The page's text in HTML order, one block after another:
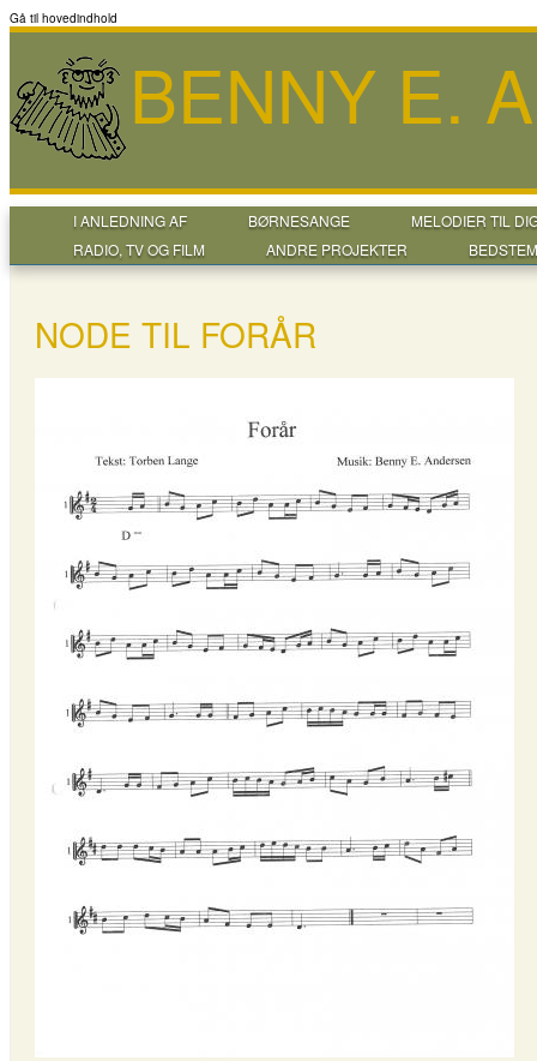
Gå til hovedindhold
BENNY E.
I ANLEDNING AF BØRNESANGE
MELODIER TIL
RADIO, TV OG FILM
ANDRE PROJEKTER
NODE TIL FORÅR